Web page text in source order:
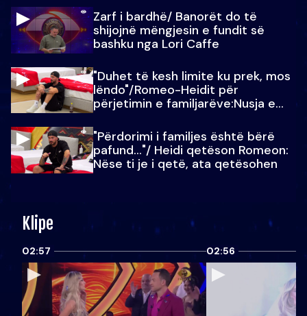
Zarf i bardhë/ Banorët do të
shijojnë mëngjesin e fundit së
bashku nga Lori Caffe
"Duhet të kesh limite ku prek, mos
lëndo"/Romeo-Heidit për
përjetimin e familjarëve:Nusja e
"Përdorimi i familjes është bërë
pafund…"/ Heidi qetëson Romeon:
Nëse ti je i qetë, ata qetësohen
Klipe
02:57 02:56